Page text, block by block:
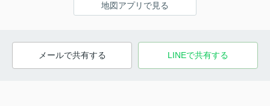
地図アプリで見る
メールで共有する LINEで共有する